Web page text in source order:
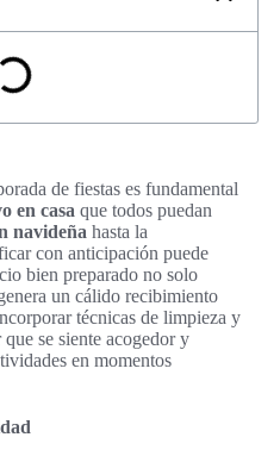
de fiestas es fundamental
en casa que todos puedan
navideña hasta la
con anticipación puede
bien preparado no solo
un cálido recibimiento
técnicas de limpieza y
se siente acogedor y
en momentos